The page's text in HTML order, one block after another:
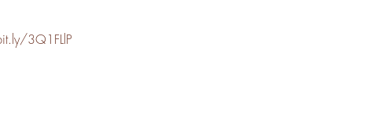
3Q1FLlP